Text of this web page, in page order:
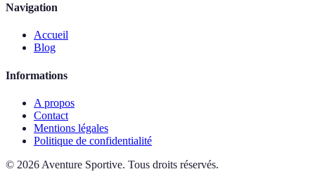
Navigation
Accueil
Blog
Informations
A propos
Contact
Mentions légales
Politique de confidentialité
© 2026 Aventure Sportive. Tous droits réservés.